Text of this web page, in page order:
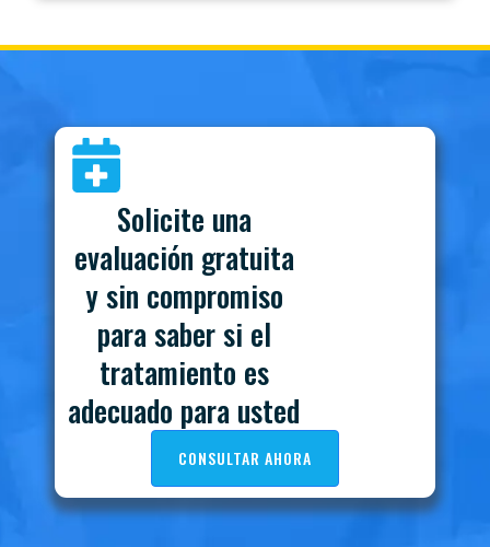
Solicite una
evaluación gratuita
y sin compromiso
para saber si el
tratamiento es
adecuado para usted
CONSULTAR AHORA